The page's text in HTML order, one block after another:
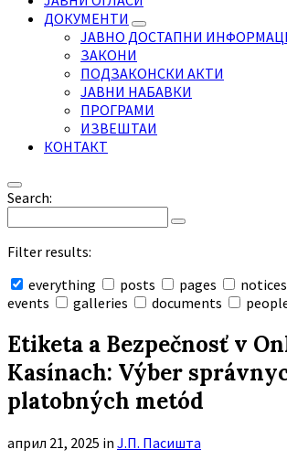
ДОКУМЕНТИ
ЈАВНО ДОСТАПНИ
ЗАКОНИ
ПОДЗАКОНСКИ АКТИ
ЈАВНИ НАБАВКИ
ПРОГРАМИ
ИЗВЕШТАИ
КОНТАКТ
Search:
Filter results:
everything
posts pages notices
events
galleries documents
search
Etiketa a Bezpečnosť v
Kasínach: Výber
platobných metód
април 21, 2025 in Ј.П. Пасишта